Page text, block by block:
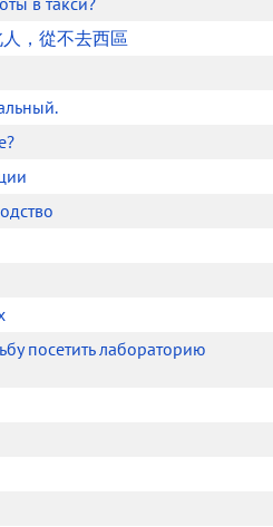
，從不去西區
посетить лабораторию